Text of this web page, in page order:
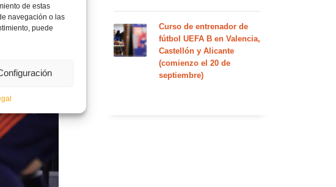
de estas
navegación o las
puede
Curso de entrenador de
fútbol UEFA B en Valencia,
Castellón y Alicante
(comienzo el 20 de
septiembre)